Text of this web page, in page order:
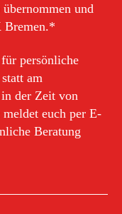
und
Bremen.*
persönliche
am
in der Zeit von
euch per E-
Beratung